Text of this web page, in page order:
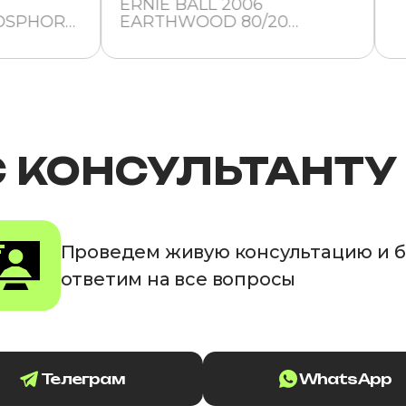
ERNIE BALL 2006
EARTHWOOD 80/20
- СТРУНЫ ДЛЯ
Проведем живую консультацию и
ответим на все вопросы
Телеграм WhatsApp